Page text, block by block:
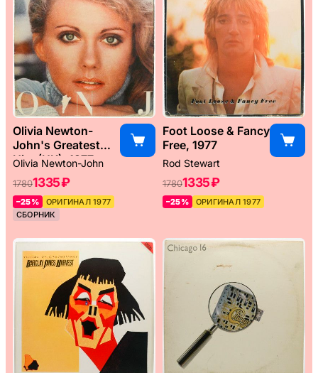
Olivia Newton-
John's Greatest
Hits (UK), 1977
Olivia Newton-John
17801335 ₽
–25%
ОРИГИНАЛ 1977
СБОРНИК
Foot Loose & Fancy
Free, 1977
Rod Stewart
17801335 ₽
–25% ОРИГИНАЛ 1977